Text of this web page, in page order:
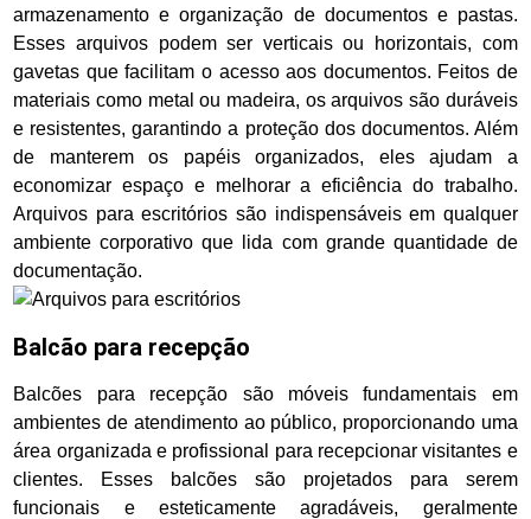
armazenamento e organização de documentos e pastas.
Esses arquivos podem ser verticais ou horizontais, com
gavetas que facilitam o acesso aos documentos. Feitos de
materiais como metal ou madeira, os arquivos são duráveis
e resistentes, garantindo a proteção dos documentos. Além
de manterem os papéis organizados, eles ajudam a
economizar espaço e melhorar a eficiência do trabalho.
Arquivos para escritórios são indispensáveis em qualquer
ambiente corporativo que lida com grande quantidade de
documentação.
Balcão para recepção
Balcões para recepção são móveis fundamentais em
ambientes de atendimento ao público, proporcionando uma
área organizada e profissional para recepcionar visitantes e
clientes. Esses balcões são projetados para serem
funcionais e esteticamente agradáveis, geralmente